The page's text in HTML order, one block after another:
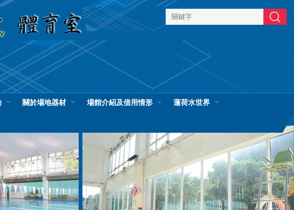
搜尋
關於場地器材 場館介紹及借用情形 蓮荷水世界